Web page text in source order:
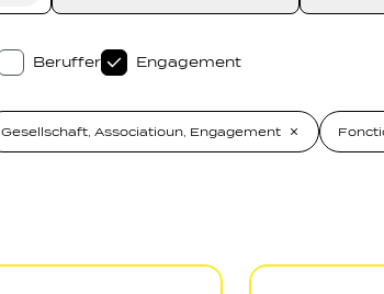
Beruffer Engagement
Gesellschaft, Associatioun, Engagement